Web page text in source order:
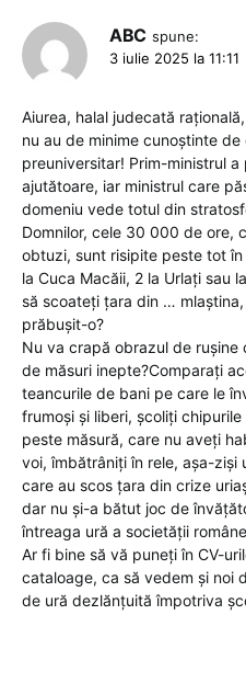
ABC spune:
3 iulie 2025 la 11:11
Aiurea, halal judecată
nu au de minime cunoștinte
preuniversitar! Prim-ministrul
ajutătoare, iar ministrul care
domeniu vede totul din
Domnilor, cele 30 000 de ore,
obtuzi, sunt risipite peste tot
la Cuca Macăii, 2 la Urlați sau
să scoateți țara din …
prăbușit-o?
Nu va crapă obrazul de
de măsuri inepte?Comparați
teancurile de bani pe care le
frumoși și liberi, școliți
peste măsură, care nu aveți
voi, îmbătrâniți în rele, așa-ziși
care au scos țara din crize
dar nu și-a bătut joc de
întreaga ură a societății
Ar fi bine să vă puneți în CV-
cataloage, ca să vedem și noi
de ură dezlănțuită împotriva